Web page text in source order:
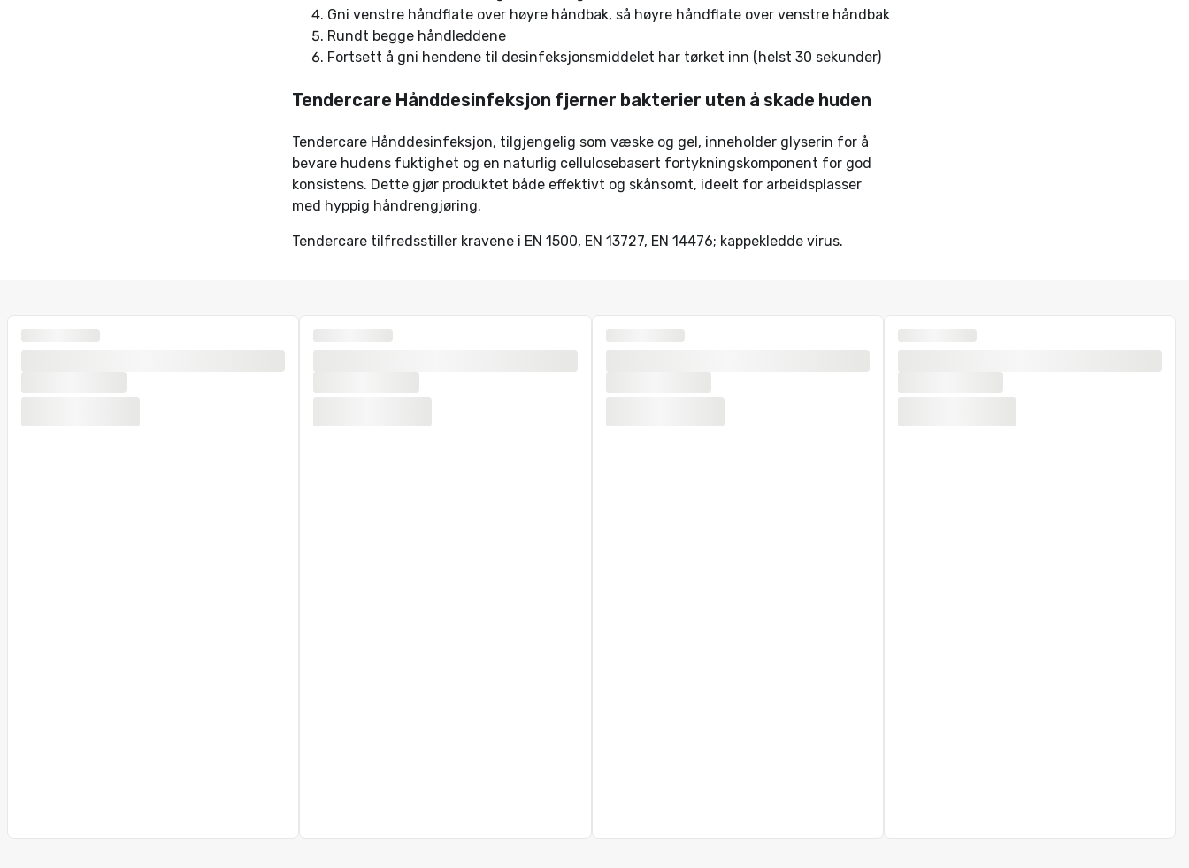
Gni venstre håndflate over høyre håndbak, så høyre håndflate over venstre håndbak
Rundt begge håndleddene
Fortsett å gni hendene til desinfeksjonsmiddelet har tørket inn (helst 30 sekunder)
Tendercare Hånddesinfeksjon fjerner bakterier uten å skade huden
Tendercare Hånddesinfeksjon, tilgjengelig som væske og gel, inneholder glyserin for å
bevare hudens fuktighet og en naturlig cellulosebasert fortykningskomponent for god
konsistens. Dette gjør produktet både effektivt og skånsomt, ideelt for arbeidsplasser
med hyppig håndrengjøring.
Tendercare tilfredsstiller kravene i EN 1500, EN 13727, EN 14476; kappekledde virus.